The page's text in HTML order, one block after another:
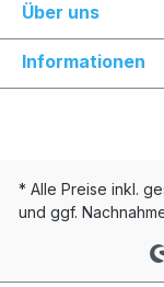
Über uns
Informationen
* Alle Preise inkl.
und ggf.